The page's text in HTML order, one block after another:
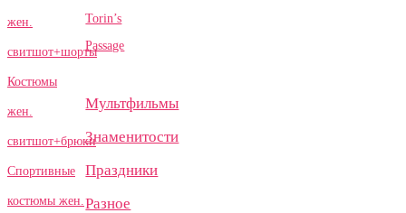
жен.
свитшот+шорты
Костюмы
жен.
свитшот+брюки
Спортивные
костюмы жен.
Torin’s
Passage
Мультфильмы
Знаменитости
Праздники
Разное